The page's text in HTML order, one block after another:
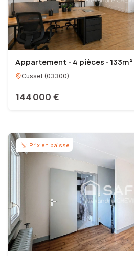
Appartement - 4 pièces - 133m²
Cusset (03300)
144 000 €
Prix en baisse